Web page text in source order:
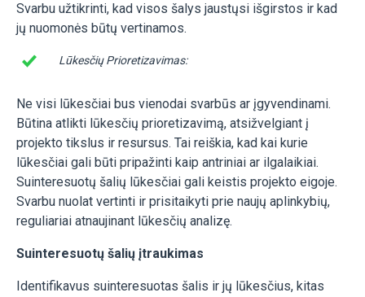
Svarbu užtikrinti, kad visos šalys jaustųsi išgirstos ir kad
jų nuomonės būtų vertinamos.
Lūkesčių Prioretizavimas:
Ne visi lūkesčiai bus vienodai svarbūs ar įgyvendinami.
Būtina atlikti lūkesčių prioretizavimą, atsižvelgiant į
projekto tikslus ir resursus. Tai reiškia, kad kai kurie
lūkesčiai gali būti pripažinti kaip antriniai ar ilgalaikiai.
Suinteresuotų šalių lūkesčiai gali keistis projekto eigoje.
Svarbu nuolat vertinti ir prisitaikyti prie naujų aplinkybių,
reguliariai atnaujinant lūkesčių analizę.
Suinteresuotų šalių įtraukimas
Identifikavus suinteresuotas šalis ir jų lūkesčius, kitas